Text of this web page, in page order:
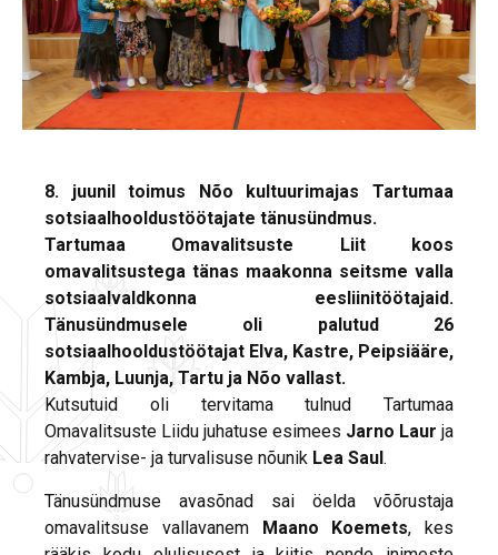
8. juunil toimus Nõo kultuurimajas Tartumaa
sotsiaalhooldustöötajate tänusündmus.
Tartumaa Omavalitsuste Liit koos
omavalitsustega tänas maakonna seitsme valla
sotsiaalvaldkonna eesliinitöötajaid.
Tänusündmusele oli palutud 26
sotsiaalhooldustöötajat Elva, Kastre, Peipsiääre,
Kambja, Luunja, Tartu ja Nõo vallast.
Kutsutuid oli tervitama tulnud Tartumaa
Omavalitsuste Liidu juhatuse esimees Jarno Laur ja
rahvatervise- ja turvalisuse nõunik Lea Saul.
Tänusündmuse avasõnad sai öelda võõrustaja
omavalitsuse vallavanem Maano Koemets, kes